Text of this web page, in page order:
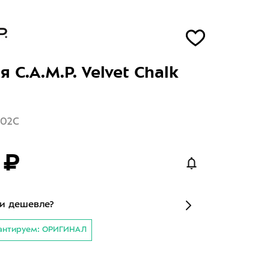
C.A.M.P. Velvet Chalk
дешевле?
ОРИГИНАЛ